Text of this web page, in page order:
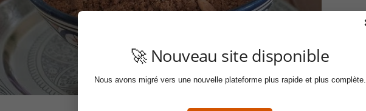
🚀 Nouveau site disponible
Nous avons migré vers une nouvelle plateforme plus rapide et plus complète.